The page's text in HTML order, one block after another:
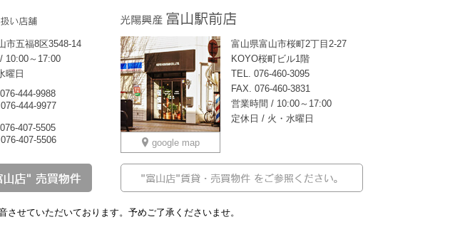
市五福8区3548-14
10:00～17:00
曜日
444-9988
444-9977
407-5505
407-5506
google map
富山県富山市桜町2丁目2-27
KOYO桜町ビル1階
TEL. 076-460-3095
FAX. 076-460-3831
営業時間 / 10:00～17:00
定休日 / 火・水曜日
せていただいております。予めご了承くださいませ。